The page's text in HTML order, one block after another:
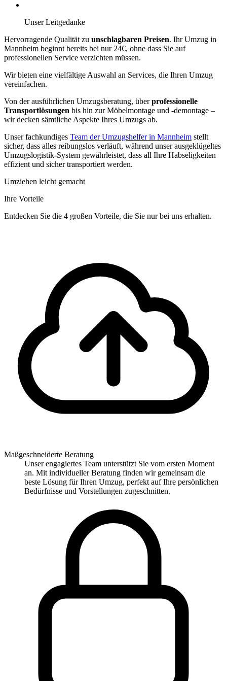
Unser Leitgedanke
Hervorragende Qualität zu unschlagbaren Preisen. Ihr Umzug in
Mannheim beginnt bereits bei nur 24€, ohne dass Sie auf
professionellen Service verzichten müssen.
Wir bieten eine vielfältige Auswahl an Services, die Ihren Umzug
vereinfachen.
Von der ausführlichen Umzugsberatung, überprofessionelle
Transportlösungen bis hin zur Möbelmontage und -demontage –
wir decken sämtliche Aspekte Ihres Umzugs ab.
Unser fachkundiges Team der Umzugshelfer in Mannheim stellt
sicher, dass alles reibungslos verläuft, während unser ausgeklügeltes
Umzugslogistik-System gewährleistet, dass all Ihre Habseligkeiten
effizient und sicher transportiert werden.
Umziehen leicht gemacht
Ihre Vorteile
Entdecken Sie die 4 großen Vorteile, die Sie nur bei uns erhalten.
Maßgeschneiderte Beratung
Unser engagiertes Team unterstützt Sie vom ersten Moment
an. Mit individueller Beratung finden wir gemeinsam die
beste Lösung für Ihren Umzug, perfekt auf Ihre persönlichen
Bedürfnisse und Vorstellungen zugeschnitten.